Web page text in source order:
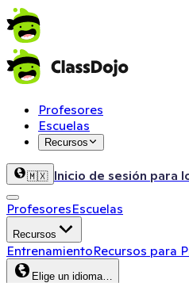
Profesores
Escuelas
Recursos
🇲🇽 Inicio de sesión para
ProfesoresEscuelas
Recursos
EntrenamientoRecursos para
Elige un idioma…